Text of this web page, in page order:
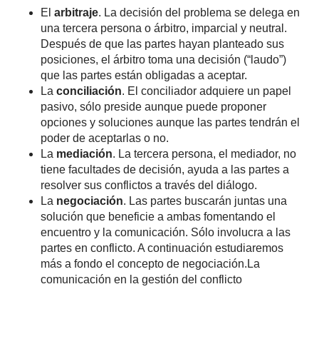
El arbitraje. La decisión del problema se delega en
una tercera persona o árbitro, imparcial y neutral.
Después de que las partes hayan planteado sus
posiciones, el árbitro toma una decisión (“laudo”)
que las partes están obligadas a aceptar.
La conciliación. El conciliador adquiere un papel
pasivo, sólo preside aunque puede proponer
opciones y soluciones aunque las partes tendrán el
poder de aceptarlas o no.
La mediación. La tercera persona, el mediador, no
tiene facultades de decisión, ayuda a las partes a
resolver sus conflictos a través del diálogo.
La negociación. Las partes buscarán juntas una
solución que beneficie a ambas fomentando el
encuentro y la comunicación. Sólo involucra a las
partes en conflicto. A continuación estudiaremos
más a fondo el concepto de negociación.La
comunicación en la gestión del conflicto